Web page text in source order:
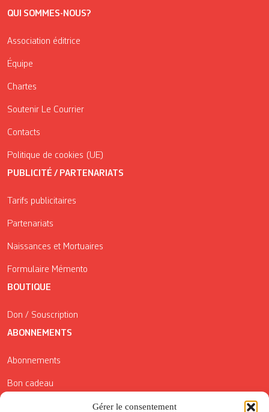
Gérer le consentement
QUI SOMMES-NOUS?
Association éditrice
Équipe
Chartes
Soutenir Le Courrier
Contacts
Politique de cookies (UE)
PUBLICITÉ / PARTENARIATS
Tarifs publicitaires
Partenariats
Naissances et Mortuaires
Formulaire Mémento
BOUTIQUE
Don / Souscription
ABONNEMENTS
Abonnements
Bon cadeau
Conditions générales de vente